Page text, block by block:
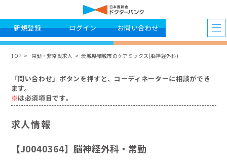
新規登録 ログイン お問い合わせ
TOP 常勤・非常勤求人 茨城県結城市のケアミックス(脳神経外科)
「問い合わせ」ボタンを押すと、コーディネーターに相談ができ
ます。
※は必須項目です。
求人情報
【J0040364】脳神経外科・常勤